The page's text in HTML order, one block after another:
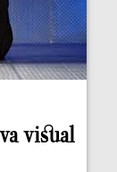
visual